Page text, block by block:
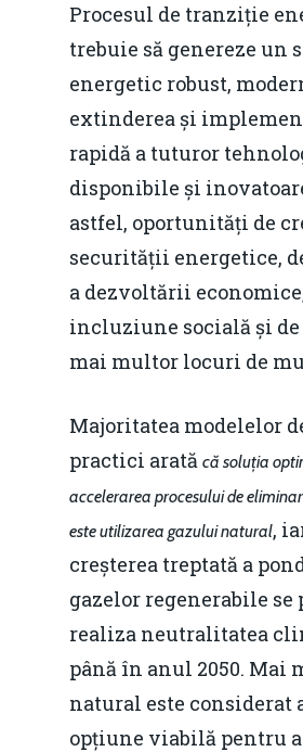
Procesul de tranziție
trebuie să genereze un
energetic robust,
extinderea și
rapidă a tuturor
disponibile și
astfel, oportunități de
securității energetice,
a dezvoltării
incluziune socială și de
mai multor locuri de
Majoritatea modelelor
practici arată că soluția
accelerarea procesului de
este utilizarea gazului natural,
creșterea treptată a
gazelor regenerabile se
realiza neutralitatea
până în anul 2050. Mai
natural este considerat
opțiune viabilă pentru